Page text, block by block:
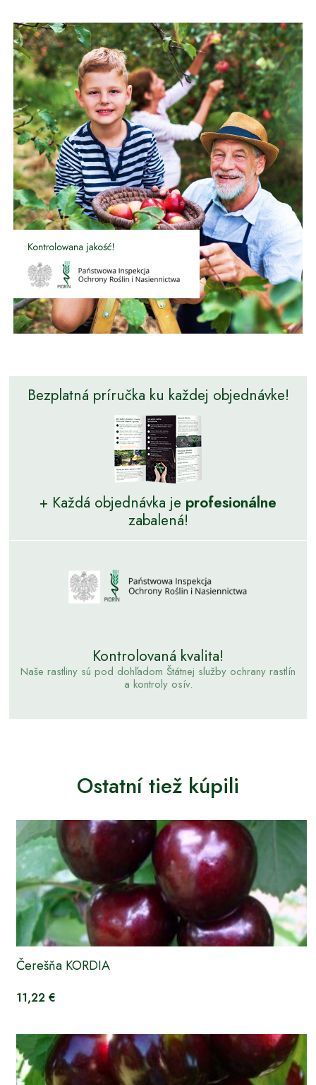
Bezplatná príručka ku každej objednávke!
+ Každá objednávka je profesionálne
zabalená!
Kontrolovaná kvalita!
Naše rastliny sú pod dohľadom Štátnej služby ochrany rastlín
a kontroly osív.
Ostatní tiež kúpili
Čerešňa KORDIA
11,22 €